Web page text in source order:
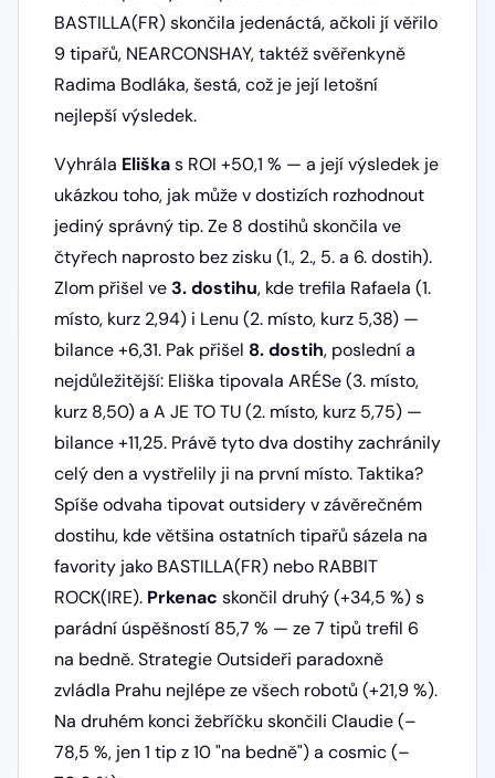
BASTILLA(FR) skončila jedenáctá, ačkoli jí věřilo
9 tipařů, NEARCONSHAY, taktéž svěřenkyně
Radima Bodláka, šestá, což je její letošní
nejlepší výsledek.
Vyhrála Eliškas ROI +50,1 % — a její výsledek je
ukázkou toho, jak může v dostizích rozhodnout
jediný správný tip. Ze 8 dostihů skončila ve
čtyřech naprosto bez zisku (1., 2., 5. a 6. dostih).
Zlom přišel ve3. dostihu, kde trefila Rafaela (1.
místo, kurz 2,94) i Lenu (2. místo, kurz 5,38) —
bilance +6,31. Pak přišel 8. dostih, poslední a
nejdůležitější: Eliška tipovala ARÉSe (3. místo,
kurz 8,50) a A JE TO TU (2. místo, kurz 5,75) —
bilance +11,25. Právě tyto dva dostihy zachránily
celý den a vystřelily ji na první místo. Taktika?
Spíše odvaha tipovat outsidery v závěrečném
dostihu, kde většina ostatních tipařů sázela na
favority jako BASTILLA(FR) nebo RABBIT
ROCK(IRE). Prkenac skončil druhý (+34,5 %) s
parádní úspěšností 85,7 % — ze 7 tipů trefil 6
na bedně. Strategie Outsideři paradoxně
zvládla Prahu nejlépe ze všech robotů (+21,9 %).
Na druhém konci žebříčku skončili Claudie (–
78,5 %, jen 1 tip z 10 "na bedně") a cosmic (–